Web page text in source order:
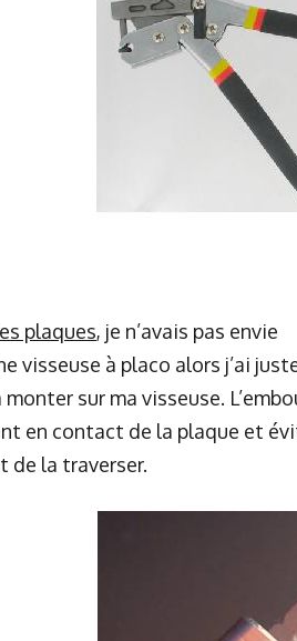
plaques, je n’avais pas envie
visseuse à placo alors j’ai
sur ma visseuse.
en contact de la plaque et
de la traverser.